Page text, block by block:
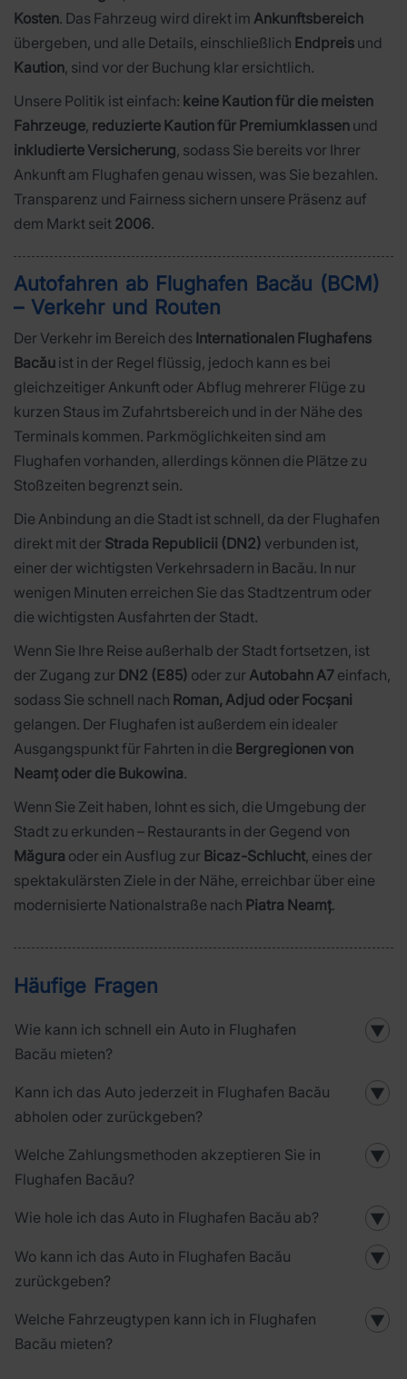
Kosten. Das Fahrzeug wird direkt im Ankunftsbereich
übergeben, und alle Details, einschließlich Endpreis und
Kaution, sind vor der Buchung klar ersichtlich.
Unsere Politik ist einfach: keine Kaution für die meisten
Fahrzeuge, reduzierte Kaution für Premiumklassen und
inkludierte Versicherung, sodass Sie bereits vor Ihrer
Ankunft am Flughafen genau wissen, was Sie bezahlen.
Transparenz und Fairness sichern unsere Präsenz auf
dem Markt seit 2006.
Autofahren ab Flughafen Bacău (BCM)
– Verkehr und Routen
Der Verkehr im Bereich des Internationalen Flughafens
Bacău ist in der Regel flüssig, jedoch kann es bei
gleichzeitiger Ankunft oder Abflug mehrerer Flüge zu
kurzen Staus im Zufahrtsbereich und in der Nähe des
Terminals kommen. Parkmöglichkeiten sind am
Flughafen vorhanden, allerdings können die Plätze zu
Stoßzeiten begrenzt sein.
Die Anbindung an die Stadt ist schnell, da der Flughafen
direkt mit der Strada Republicii (DN2) verbunden ist,
einer der wichtigsten Verkehrsadern in Bacău. In nur
wenigen Minuten erreichen Sie das Stadtzentrum oder
die wichtigsten Ausfahrten der Stadt.
Wenn Sie Ihre Reise außerhalb der Stadt fortsetzen, ist
der Zugang zur DN2 (E85) oder zur Autobahn A7 einfach,
sodass Sie schnell nach Roman, Adjud oder Focșani
gelangen. Der Flughafen ist außerdem ein idealer
Ausgangspunkt für Fahrten in die Bergregionen von
Neamț oder die Bukowina.
Wenn Sie Zeit haben, lohnt es sich, die Umgebung der
Stadt zu erkunden – Restaurants in der Gegend von
Măgura oder ein Ausflug zur Bicaz-Schlucht, eines der
spektakulärsten Ziele in der Nähe, erreichbar über eine
modernisierte Nationalstraße nach Piatra Neamț.
Häufige Fragen
Wie kann ich schnell ein Auto in Flughafen
Bacău mieten?
▼
Kann ich das Auto jederzeit in Flughafen Bacău
abholen oder zurückgeben?
▼
Welche Zahlungsmethoden akzeptieren Sie in
Flughafen Bacău?
▼
Wie hole ich das Auto in Flughafen Bacău ab? ▼
Wo kann ich das Auto in Flughafen Bacău
zurückgeben?
▼
Welche Fahrzeugtypen kann ich in Flughafen
Bacău mieten?
▼